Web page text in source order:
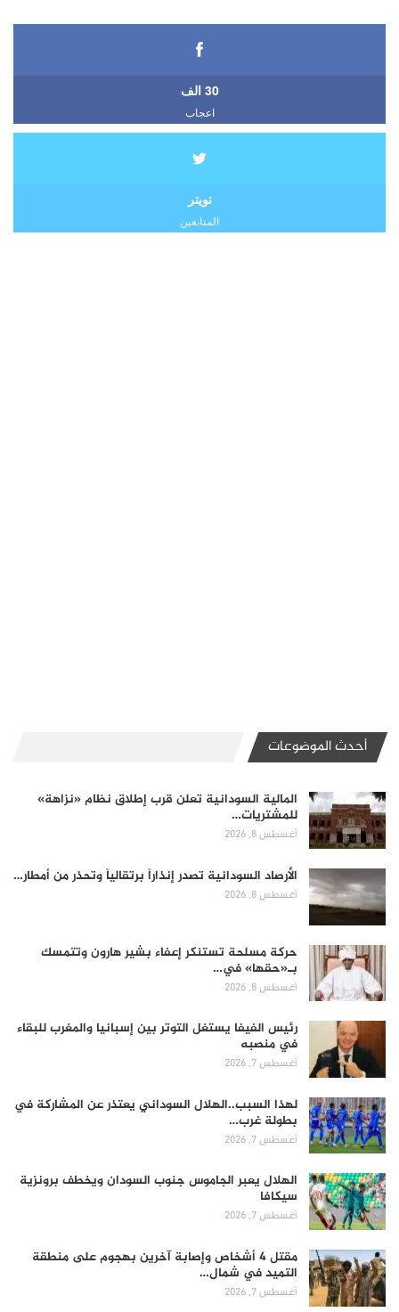
30 الف
اعجاب
تويتر
المتابعين
أحدث الموضوعات
المالية السودانية تعلن قرب إطلاق نظام «نزاهة»
للمشتريات…
أغسطس 8, 2026
الأرصاد السودانية تصدر إنذاراً برتقالياً وتحذر من أمطار…
أغسطس 8, 2026
حركة مسلحة تستنكر إعفاء بشير هارون وتتمسك
بـ«حقها» في…
أغسطس 8, 2026
رئيس الفيفا يستغل التوتر بين إسبانيا والمغرب للبقاء
في منصبه
أغسطس 7, 2026
لهذا السبب..الهلال السوداني يعتذر عن المشاركة في
بطولة غرب…
أغسطس 7, 2026
الهلال يعبر الجاموس جنوب السودان ويخطف برونزية
سيكافا
أغسطس 7, 2026
مقتل 4 أشخاص وإصابة آخرين بهجوم على منطقة
التميد في شمال…
أغسطس 7, 2026